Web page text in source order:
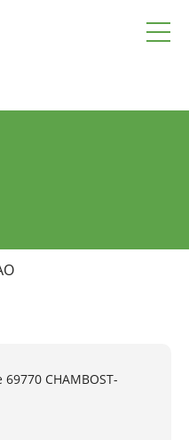
CHAMBOST-
touristique